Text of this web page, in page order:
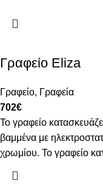
Γραφείο Eliza
Γραφείο, Γραφεία
702€
Το γραφείο
βαμμένα με
χρωμίου. Το γραφείο